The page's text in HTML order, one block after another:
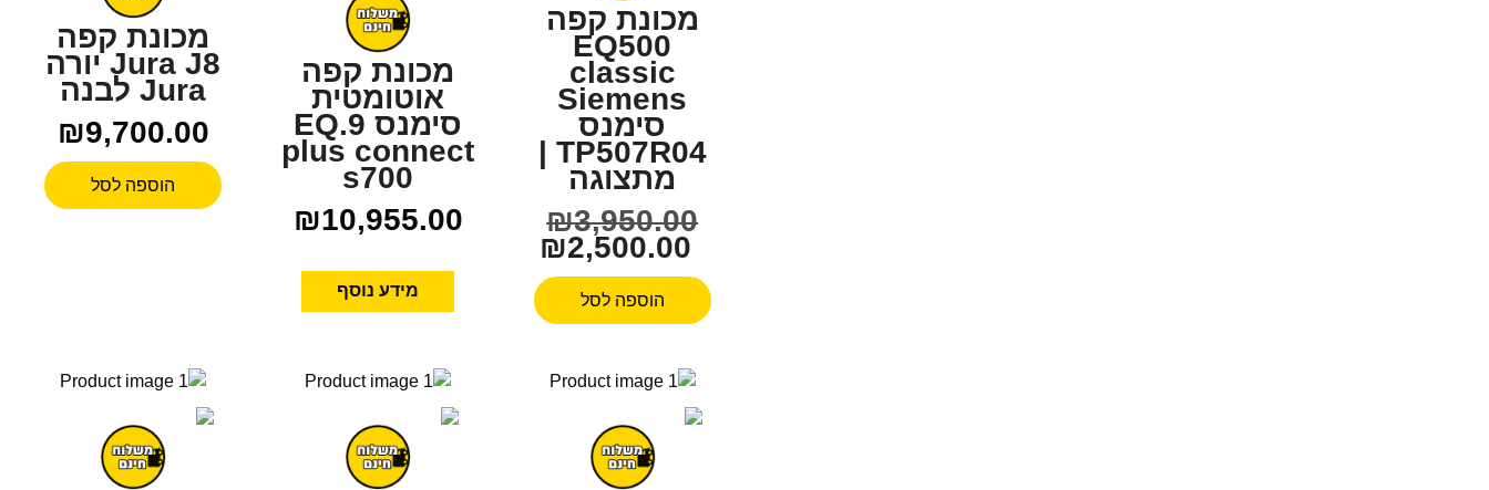
מכונת קפה
EQ500
classic
Siemens
סימנס
TP507R04 |
מתצוגה
₪3,950.00
₪2,500.00
הוספה לסל
מכונת קפה
אוטומטית
סימנס EQ.9
plus connect
s700
₪10,955.00
מידע נוסף
מכונת קפה
Jura J8 יורה
Jura לבנה
₪9,700.00
הוספה לסל